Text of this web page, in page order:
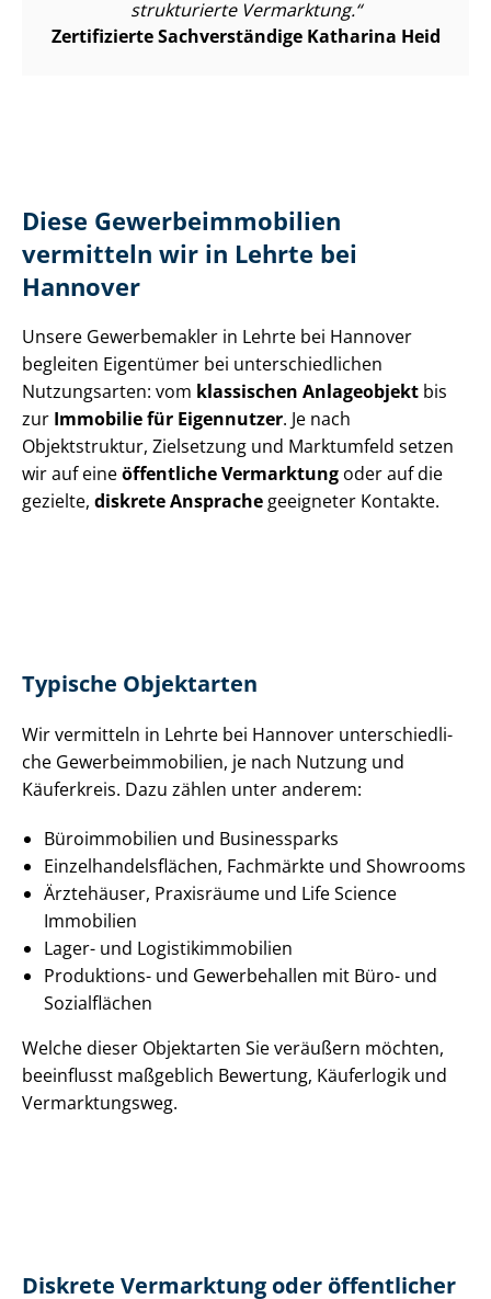
strukturierte Vermarktung.
Zertifizierte Sachverständige Katharina Heid
Diese Ge­wer­be­im­mo­bi­li­en
vermitteln wir in Lehrte bei
Hannover
Unsere Gewerbemakler in Lehrte bei Hannover
begleiten Eigentümer bei un­ter­schied­li­chen
Nutzungsarten: vom klassischen Anlageobjekt bis
zur Immobilie für Eigennutzer. Je nach
Objektstruktur, Zielsetzung und Marktumfeld setzen
wir auf eineöffentliche Vermarktung oder auf die
gezielte, diskrete Ansprachegeeigneter Kontakte.
Typische Objektarten
Wir vermitteln in Lehrte bei Hannover un­ter­schied­li­
che Ge­wer­be­im­mo­bi­li­en, je nach Nutzung und
Käuferkreis. Dazu zählen unter anderem:
Büroimmobilien und Businessparks
Ein­zel­han­dels­flä­chen, Fachmärkte und Showrooms
Ärztehäuser, Praxisräume und Life Science
Immobilien
Lager- und Lo­gis­tik­im­mo­bi­li­en
Produktions- und Gewerbehallen mit Büro- und
Sozialflächen
Welche dieser Objektarten Sie veräußern möchten,
beeinflusst maßgeblich Bewertung, Käuferlogik und
Vermarktungsweg.
Diskrete Vermarktung oder öffentlicher